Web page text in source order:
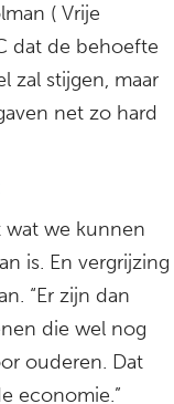
( Vrije
dat de behoefte
zal stijgen, maar
net zo hard
wat we kunnen
is. En vergrijzing
“Er zijn dan
die wel nog
ouderen. Dat
economie.”